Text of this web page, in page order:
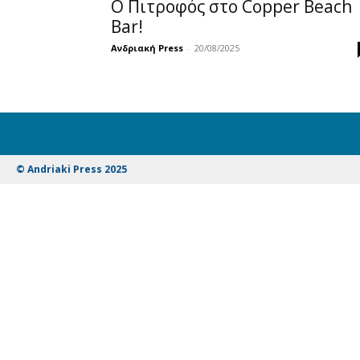
Ο Πιτροφός στο Copper Beach
Bar!
Ανδριακή Press - 20/08/2025
© Andriaki Press 2025